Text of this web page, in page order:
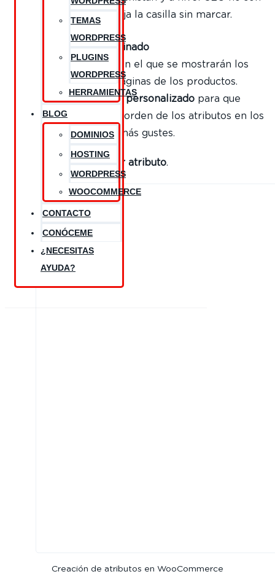
TEMAS
WORDPRESS
PLUGINS
WORDPRESS
HERRAMIENTAS
BLOG
DOMINIOS
HOSTING
WORDPRESS
WOOCOMMERCE
CONTACTO
CONÓCEME
¿NECESITAS
AYUDA?
de gran ayuda. Deja la casilla sin marcar.
Orden predeterminado
Este es el orden en el que se mostrarán los
atributos en las páginas de los productos.
SeleccionaOrden personalizado para que
puedas asignar el orden de los atributos en los
productos como más gustes.
Añadir atributo.
Creación de atributos en WooCommerce